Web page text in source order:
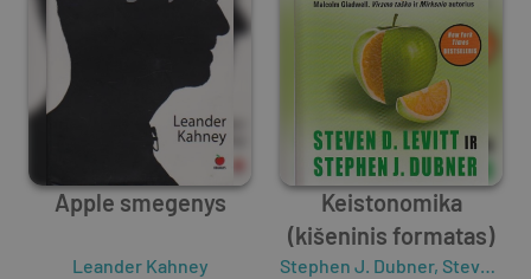
Apple smegenys
Leander Kahney
Keistonomika
(kišeninis formatas)
Stephen J. Dubner, Steven D. Levitt